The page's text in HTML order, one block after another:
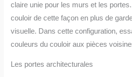
claire unie pour les murs et les
couloir de cette façon en plus de
visuelle. Dans cette configuration,
couleurs du couloir aux pièces
Les portes architecturales